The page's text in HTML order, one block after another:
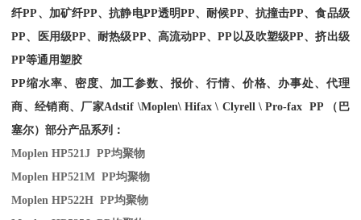
纤PP、加矿纤PP、抗静电PP透明PP、耐候PP、抗撞击PP、食品级
PP、医用级PP、耐热级PP、高流动PP、PP以及吹塑级PP、挤出级
PP等通用塑胶
PP缩水率、密度、加工参数、报价、行情、价格、办事处、代理
商、经销商、厂家Adstif \Moplen\ Hifax \ Clyrell \ Pro-fax PP （巴
塞尔）部分产品系列：
Moplen HP521J PP均聚物
Moplen HP521M PP均聚物
Moplen HP522H PP均聚物